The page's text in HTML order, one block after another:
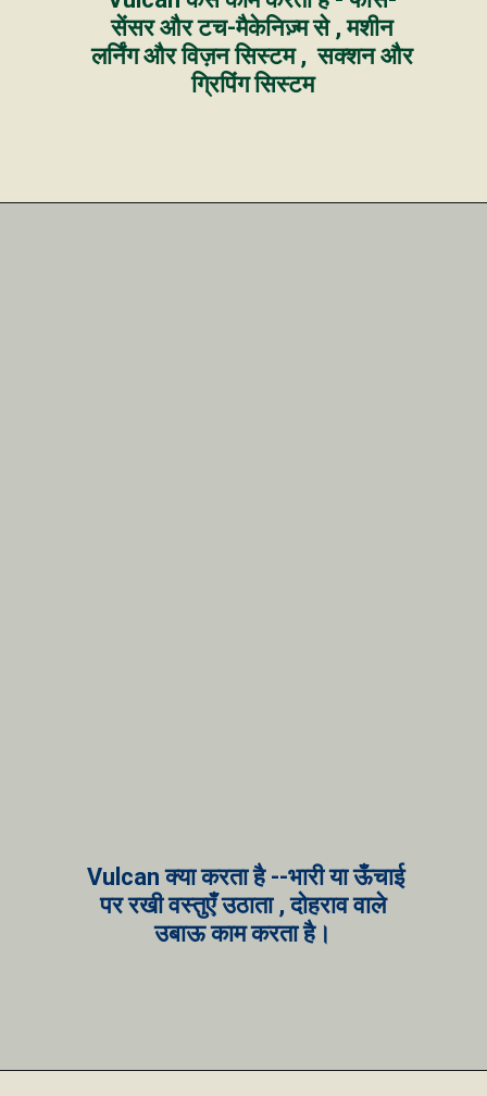
सेंसर और टच-मैकेनिज़्म से , मशीन
लर्निंग और विज़न सिस्टम , सक्शन और
ग्रिपिंग सिस्टम
Vulcan क्या करता है --भारी या ऊँचाई
पर रखी वस्तुएँ उठाता , दोहराव वाले
उबाऊ काम करता है।